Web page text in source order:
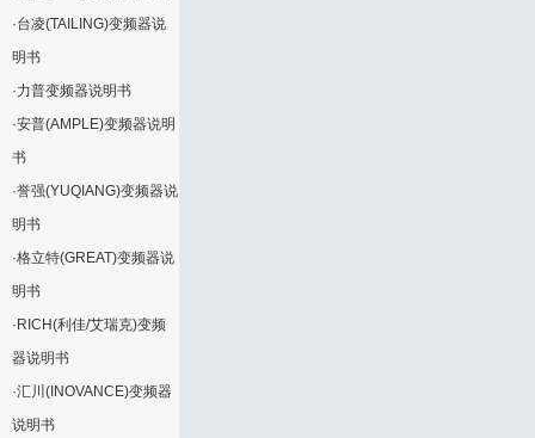
·台凌(TAILING)变频器说
明书
·力普变频器说明书
·安普(AMPLE)变频器说明
书
·誉强(YUQIANG)变频器说
明书
·格立特(GREAT)变频器说
明书
· RICH(利佳/艾瑞克)变频
器说明书
·汇川(INOVANCE)变频器
说明书